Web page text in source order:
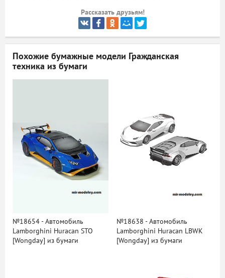
Рассказать друзьям!
Похожие бумажные модели Гражданская
техника из бумаги
№18654 - Автомобиль
Lamborghini Huracan STO
[Wongday] из бумаги
№18638 - Автомобиль
Lamborghini Huracan LBWK
[Wongday] из бумаги